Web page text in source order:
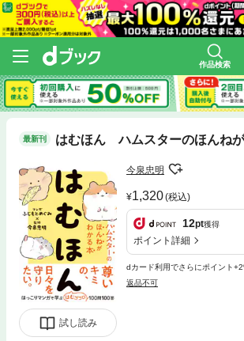
作品検索
最新刊 はむほん ハムスターのほんね
試し読み
今泉忠明
1,320(税込)
12pt獲得
ポイント詳細
dカード利用でさらにポイント
返品不可